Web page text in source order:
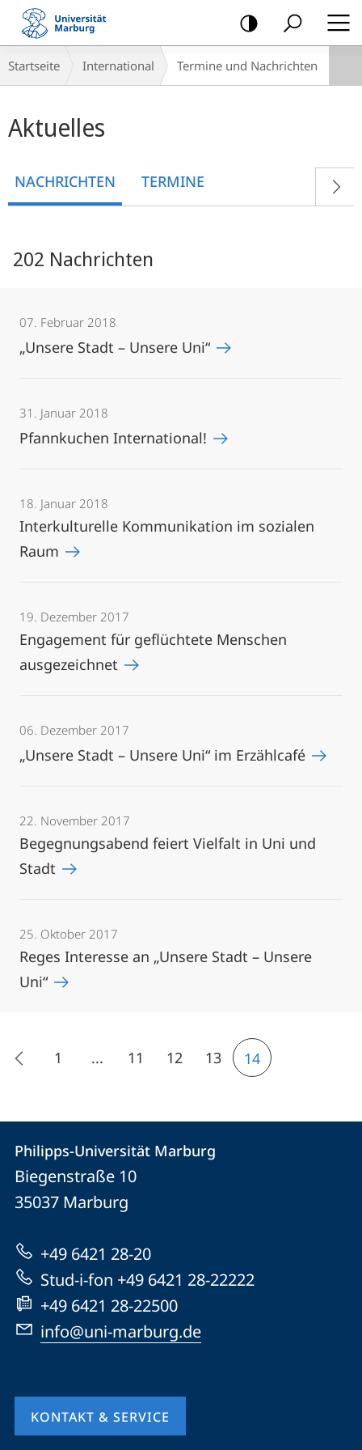
Mobile-
Navigation
Breadcrumb-
Navigation
Startseite International Termine und Nachrichten
Aktuelles
NACHRICHTEN TERMINE
202 Nachrichten
07. Februar 2018
„Unsere Stadt – Unsere Uni“
31. Januar 2018
Pfannkuchen International!
18. Januar 2018
Interkulturelle Kommunikation im sozialen
Raum
19. Dezember 2017
Engagement für geflüchtete Menschen
ausgezeichnet
06. Dezember 2017
„Unsere Stadt – Unsere Uni“ im Erzählcafé
22. November 2017
Begegnungsabend feiert Vielfalt in Uni und
Stadt
25. Oktober 2017
Reges Interesse an „Unsere Stadt – Unsere
Uni“
1 ... 11 12 13 14
Kontakt
und
Informationen
zur
Website
Kontaktinformationen
Philipps-
Universität
Marburg
Philipps-Universität Marburg
Biegenstraße 10
35037 Marburg
+49 6421 28-20
Stud-i-fon +49 6421 28-22222
+49 6421 28-22500
info@uni-marburg.de
KONTAKT & SERVICE